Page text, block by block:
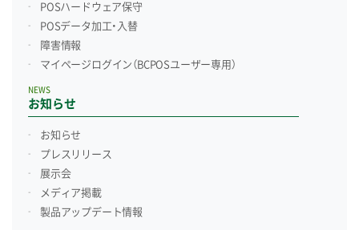
POSハードウェア保守
POSデータ加工・入替
障害情報
マイページログイン （BCPOSユーザー専用）
お知らせ
NEWS
お知らせ
プレスリリース
展示会
メディア掲載
製品アップデート情報